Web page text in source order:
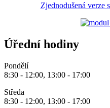
Zjednodušená verze
Úřední hodiny
Pondělí
8:30 - 12:00, 13:00 - 17:00
Středa
8:30 - 12:00, 13:00 - 17:00